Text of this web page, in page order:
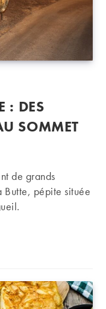
: DES
SOMMET
de grands
Butte, pépite située
: des cabernets francs au